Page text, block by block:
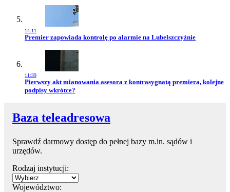
14:11
Przejdź do artykułu:
Premier zapowiada kontrolę po alarmie na Lubelszczyźnie
11:39
Przejdź do artykułu:
Pierwszy akt mianowania asesora z kontrasygnatą premiera, kolejne
podpisy wkrótce?
Baza teleadresowa
Sprawdź darmowy dostęp do pełnej bazy m.in. sądów i
urzędów.
Rodzaj instytucji:
Województwo: